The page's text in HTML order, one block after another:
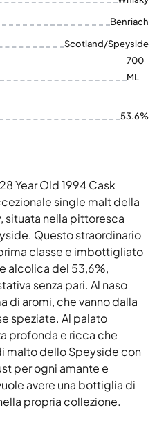
Benriach
Scotland/Speyside
700
ML
53.6%
Year Old 1994 Cask
single malt della
situata nella pittoresca
Questo straordinario
classe e imbottigliato
alcolica del 53,6%,
senza pari. Al naso
di aromi, che vanno dalla
speziate. Al palato
profonda e ricca che
malto dello Speyside con
per ogni amante e
avere una bottiglia di
propria collezione.